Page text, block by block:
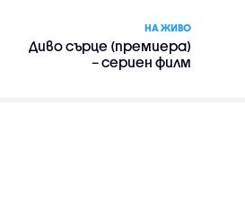
НА ЖИВО
Диво сърце (премиера)
– сериен филм